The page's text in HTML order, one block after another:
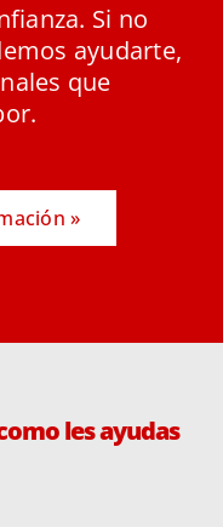
Si no
ayudarte,
que
»
les ayudas